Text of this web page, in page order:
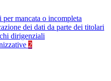
per mancata o incompleta
dei dati da parte dei titolari
dirigenziali
2